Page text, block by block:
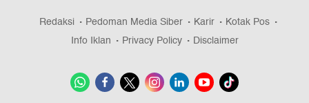
Redaksi Pedoman Media Siber Karir
Kotak Pos
Info Iklan
Privacy Policy Disclaimer